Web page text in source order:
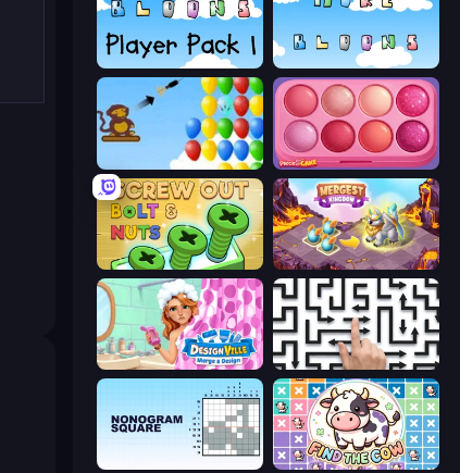
Bloons Player Pack 1 More Bloons
Piece of Cake: Merge and Bake
Screw Out: Bolts and Nuts Mergest Kingdom
Designville: Merge & Design Arrow Escape: Puzzle
Find The Cow